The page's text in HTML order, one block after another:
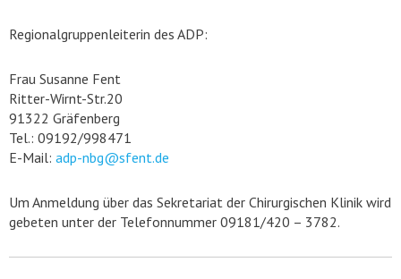
Regionalgruppenleiterin des ADP:
Frau Susanne Fent
Ritter-Wirnt-Str.20
91322 Gräfenberg
Tel.: 09192/998471
E-Mail: adp-nbg@sfent.de
Um Anmeldung über das Sekretariat der Chirurgischen Klinik wird
gebeten unter der Telefonnummer 09181/420 – 3782.